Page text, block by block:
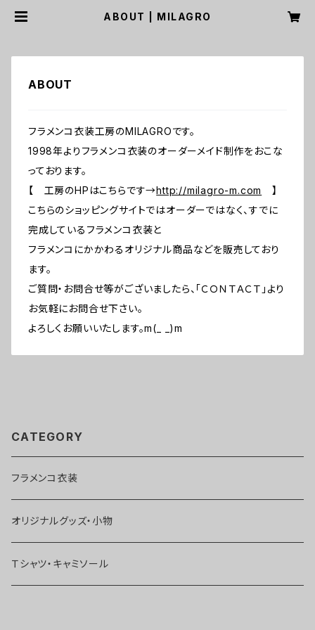
ABOUT | MILAGRO
ABOUT
フラメンコ衣装工房のMILAGROです。
1998年よりフラメンコ衣装のオーダーメイド制作をおこな
っております。
【 工房のHPはこちらです→http://milagro-m.com
】
こちらのショッピングサイトではオーダーではなく、すでに
完成しているフラメンコ衣装と
フラメンコにかかわるオリジナル商品などを販売しており
ます。
ご質問・お問合せ等がございましたら、「ＣＯＮＴＡＣＴ」より
お気軽にお問合せ下さい。
よろしくお願いいたします。m(_ _)m
CATEGORY
フラメンコ衣装
オリジナルグッズ・小物
Ｔシャツ・キャミソール